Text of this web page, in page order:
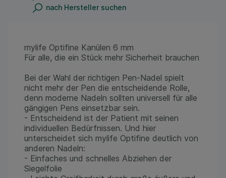
nach Hersteller suchen
mylife Optifine Kanülen 6 mm
Für alle, die ein Stück mehr Sicherheit brauchen
Bei der Wahl der richtigen Pen-Nadel spielt
nicht mehr der Pen die entscheidende Rolle,
denn moderne Nadeln sollten universell für alle
gängigen Pens einsetzbar sein.
- Entscheidend ist der Patient mit seinen
individuellen Bedürfnissen. Und hier
unterscheidet sich mylife Optifine deutlich von
anderen Nadeln:
- Einfaches und schnelles Abziehen der
Siegelfolie